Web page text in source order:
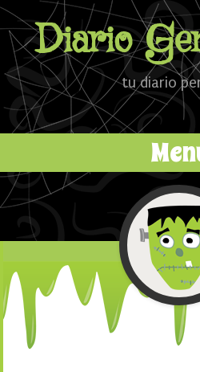
Diario
tu diario
Ir al contenido